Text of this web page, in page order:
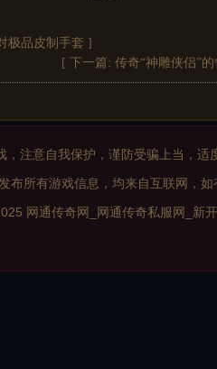
极品皮制手套 ]
[ 下一篇: 传奇“神雕侠侣”
，注意自我保护，谨防受骗上当，
布所有游戏信息，均来自互联网，
网通传奇网_网通传奇私服网_新